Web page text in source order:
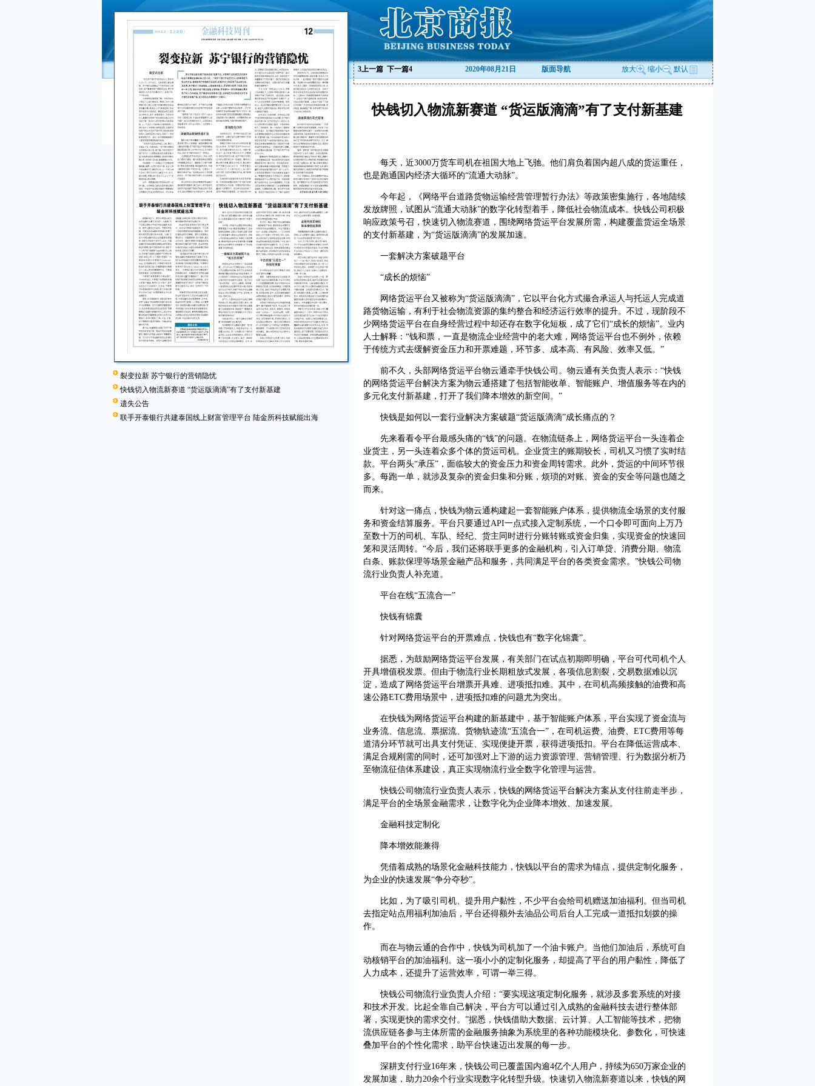
裂变拉新 苏宁银行的营销隐忧
快钱切入物流新赛道 “货运版滴滴”有了支付新基建
遗失公告
联手开泰银行共建泰国线上财富管理平台 陆金所科技赋能出海
3上一篇 下一篇4 2020年08月21日 版面导航 放大 缩小 默认
快钱切入物流新赛道 “货运版滴滴”有了支付新基建
每天，近3000万货车司机在祖国大地上飞驰。他们肩负着国内超八成的货运重任，
也是跑通国内经济大循环的“流通大动脉”。
今年起，《网络平台道路货物运输经营管理暂行办法》等政策密集施行，各地陆续
发放牌照，试图从“流通大动脉”的数字化转型着手，降低社会物流成本。快钱公司积极
响应政策号召，快速切入物流赛道，围绕网络货运平台发展所需，构建覆盖货运全场景
的支付新基建，为“货运版滴滴”的发展加速。
一套解决方案破题平台
“成长的烦恼”
网络货运平台又被称为“货运版滴滴”，它以平台化方式撮合承运人与托运人完成道
路货物运输，有利于社会物流资源的集约整合和经济运行效率的提升。不过，现阶段不
少网络货运平台在自身经营过程中却还存在数字化短板，成了它们“成长的烦恼”。业内
人士解释：“钱和票，一直是物流企业经营中的老大难，网络货运平台也不例外，依赖
于传统方式去缓解资金压力和开票难题，环节多、成本高、有风险、效率又低。”
前不久，头部网络货运平台物云通牵手快钱公司。物云通有关负责人表示：“快钱
的网络货运平台解决方案为物云通搭建了包括智能收单、智能账户、增值服务等在内的
多元化支付新基建，打开了我们降本增效的新空间。”
快钱是如何以一套行业解决方案破题“货运版滴滴”成长痛点的？
先来看看令平台最感头痛的“钱”的问题。在物流链条上，网络货运平台一头连着企
业货主，另一头连着众多个体的货运司机。企业货主的账期较长，司机又习惯了实时结
款。平台两头“承压”，面临较大的资金压力和资金周转需求。此外，货运的中间环节很
多。每跑一单，就涉及复杂的资金归集和分账，烦琐的对账、资金的安全等问题也随之
而来。
针对这一痛点，快钱为物云通构建起一套智能账户体系，提供物流全场景的支付服
务和资金结算服务。平台只要通过API一点式接入定制系统，一个口令即可面向上万乃
至数十万的司机、车队、经纪、货主同时进行分账转账或资金归集，实现资金的快速回
笼和灵活周转。“今后，我们还将联手更多的金融机构，引入订单贷、消费分期、物流
白条、账款保理等场景金融产品和服务，共同满足平台的各类资金需求。”快钱公司物
流行业负责人补充道。
平台在线“五流合一”
快钱有锦囊
针对网络货运平台的开票难点，快钱也有“数字化锦囊”。
据悉，为鼓励网络货运平台发展，有关部门在试点初期即明确，平台可代司机个人
开具增值税发票。但由于物流行业长期粗放式发展，各项信息割裂，交易数据难以沉
淀，造成了网络货运平台增票开具难、进项抵扣难。其中，在司机高频接触的油费和高
速公路ETC费用场景中，进项抵扣难的问题尤为突出。
在快钱为网络货运平台构建的新基建中，基于智能账户体系，平台实现了资金流与
业务流、信息流、票据流、货物轨迹流“五流合一”，在司机运费、油费、ETC费用等每
道清分环节就可出具支付凭证、实现便捷开票，获得进项抵扣。平台在降低运营成本、
满足合规刚需的同时，还可加强对上下游的运力资源管理、营销管理、行为数据分析乃
至物流征信体系建设，真正实现物流行业全数字化管理与运营。
快钱公司物流行业负责人表示，快钱的网络货运平台解决方案从支付往前走半步，
满足平台的全场景金融需求，让数字化为企业降本增效、加速发展。
金融科技定制化
降本增效能兼得
凭借着成熟的场景化金融科技能力，快钱以平台的需求为锚点，提供定制化服务，
为企业的快速发展“争分夺秒”。
比如，为了吸引司机、提升用户黏性，不少平台会给司机赠送加油福利。但当司机
去指定站点用福利加油后，平台还得额外去油品公司后台人工完成一道抵扣划拨的操
作。
而在与物云通的合作中，快钱为司机加了一个油卡账户。当他们加油后，系统可自
动核销平台的加油福利。这一项小小的定制化服务，却提高了平台的用户黏性，降低了
人力成本，还提升了运营效率，可谓一举三得。
快钱公司物流行业负责人介绍：“要实现这项定制化服务，就涉及多套系统的对接
和技术开发。比起全靠自己解决，平台方可以通过引入成熟的金融科技去进行整体部
署，实现更快的需求交付。”据悉，快钱借助大数据、云计算、人工智能等技术，把物
流供应链各参与主体所需的金融服务抽象为系统里的各种功能模块化、参数化，可快速
叠加平台的个性化需求，助平台快速迈出发展的每一步。
深耕支付行业16年来，快钱公司已覆盖国内逾4亿个人用户，持续为650万家企业的
发展加速，助力20余个行业实现数字化转型升级。快速切入物流新赛道以来，快钱的网